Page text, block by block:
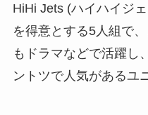
HiHi Jets (ハイハイジ
を得意とする5人組で
もドラマなどで活躍し
ントツで人気があるユ